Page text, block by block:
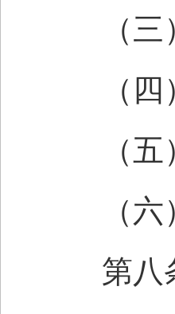
（三）
（四）
（五）
（六）
第八